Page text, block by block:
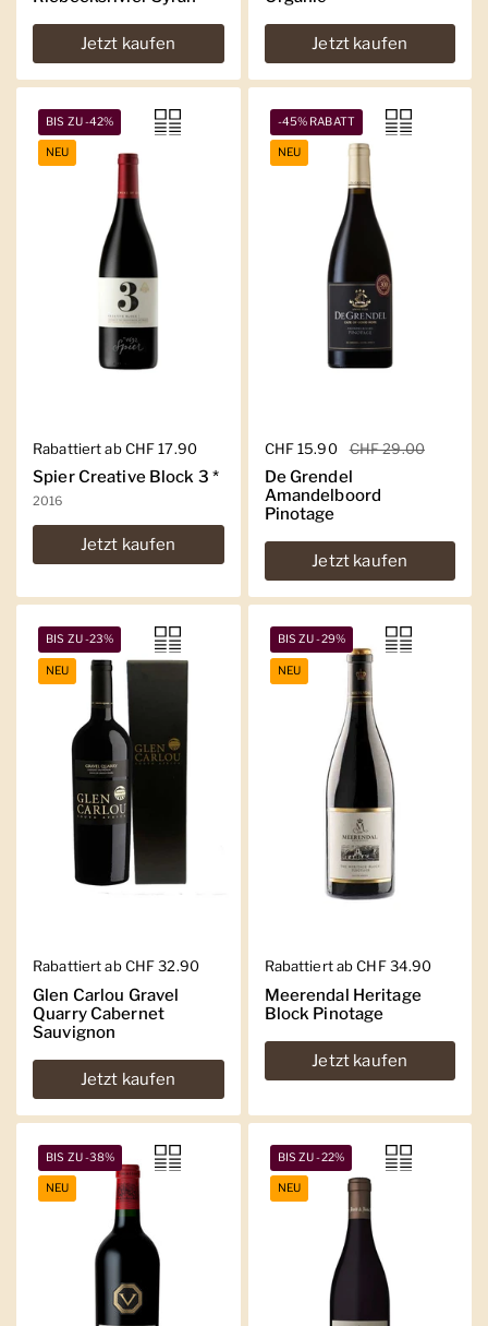
Jetzt kaufen Jetzt kaufen
Regulärer Preis
Rabattiert ab CHF 17.90
Spier Creative Block 3 *
2016
Jetzt kaufen
BIS ZU -42%
NEU
Regulärer Preis
CHF 15.90 Sale-Preis
CHF 29.00
De Grendel
Amandelboord
Pinotage
Jetzt kaufen
-45% RABATT
NEU
Regulärer Preis
Rabattiert ab CHF 32.90
Glen Carlou Gravel
Quarry Cabernet
Sauvignon
Jetzt kaufen
BIS ZU -23%
NEU
Regulärer Preis
Rabattiert ab CHF 34.90
Meerendal Heritage
Block Pinotage
Jetzt kaufen
BIS ZU -29%
NEU
BIS ZU -38%
NEU
BIS ZU -22%
NEU